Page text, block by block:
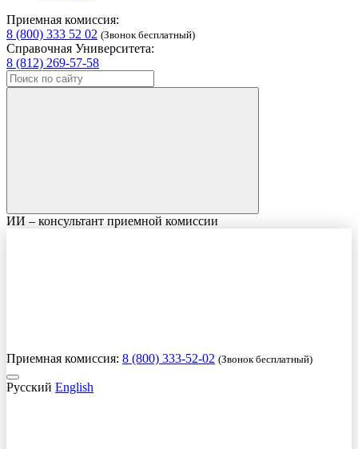
Приемная комиссия:
8 (800) 333 52 02 (Звонок бесплатный)
Справочная Университета:
8 (812) 269-57-58
ИИ – консультант приемной комиссии
Приемная комиссия: 8 (800) 333-52-02 (Звонок бесплатный)
Русский English